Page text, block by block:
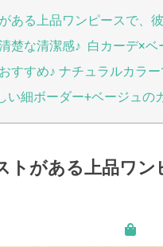
ある上品ワンピースで、
楚な清潔感♪ 白カーデ×ベ
すすめ♪ ナチュラルカラ
い細ボーダー+ベージュ
トがある上品ワン